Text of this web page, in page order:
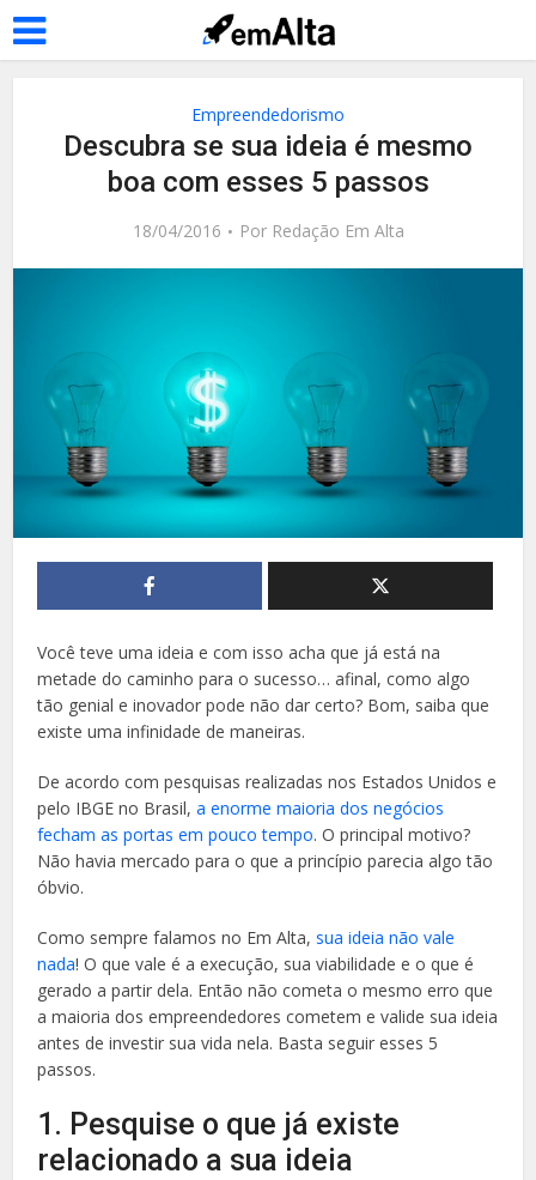
Empreendedorismo
Descubra se sua ideia é mesmo
boa com esses 5 passos
18/04/2016 Por Redação Em Alta
Você teve uma ideia e com isso acha que já está na
metade do caminho para o sucesso… afinal, como algo
tão genial e inovador pode não dar certo? Bom, saiba que
existe uma infinidade de maneiras.
De acordo com pesquisas realizadas nos Estados Unidos e
pelo IBGE no Brasil,a enorme maioria dos negócios
fecham as portas em pouco tempo. O principal motivo?
Não havia mercado para o que a princípio parecia algo tão
óbvio.
Como sempre falamos no Em Alta,sua ideia não vale
nada! O que vale é a execução, sua viabilidade e o que é
gerado a partir dela. Então não cometa o mesmo erro que
a maioria dos empreendedores cometem e valide sua ideia
antes de investir sua vida nela. Basta seguir esses 5
passos.
1. Pesquise o que já existe
relacionado a sua ideia